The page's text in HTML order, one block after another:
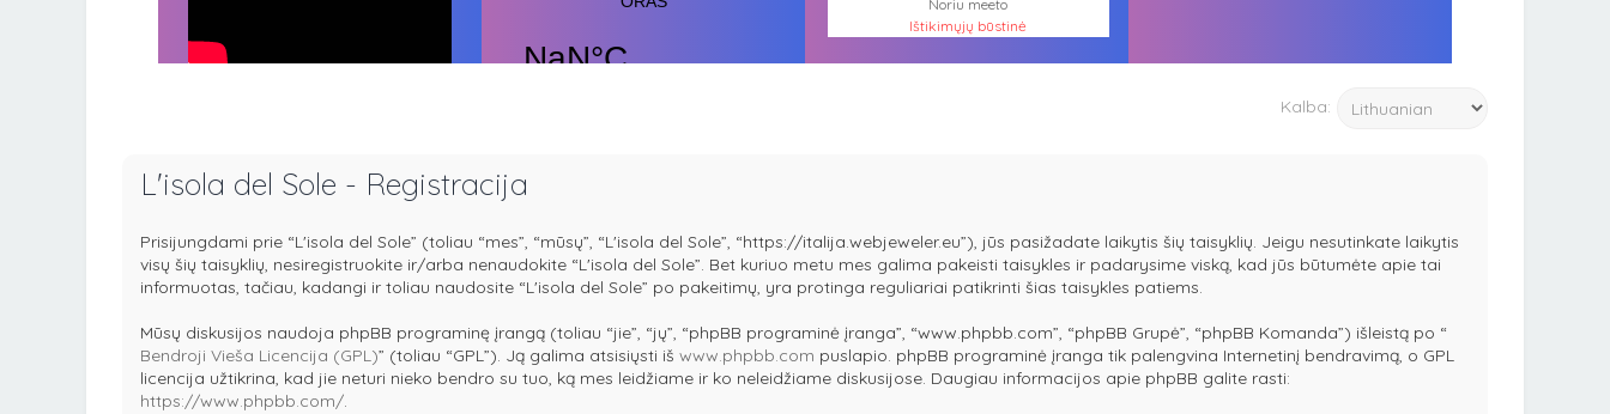
Noriu meeto
Ištikimųjų būstinė
Kalba:
L'isola del Sole - Registracija
Prisijungdami prie “L'isola del Sole” (toliau “mes”, “mūsų”, “L'isola del Sole”, “https://italija.webjeweler.eu”), jūs pasižadate laikytis šių taisyklių. Jeigu nesutinkate laikytis
visų šių taisyklių, nesiregistruokite ir/arba nenaudokite “L'isola del Sole”. Bet kuriuo metu mes galima pakeisti taisykles ir padarysime viską, kad jūs būtumėte apie tai
informuotas, tačiau, kadangi ir toliau naudosite “L'isola del Sole” po pakeitimų, yra protinga reguliariai patikrinti šias taisykles patiems.
Mūsų diskusijos naudoja phpBB programinę įrangą (toliau “jie”, “jų”, “phpBB programinė įranga”, “www.phpbb.com”, “phpBB Grupė”, “phpBB Komanda”) išleistą po “
Bendroji Vieša Licencija (GPL)” (toliau “GPL”). Ją galima atsisiųsti iš www.phpbb.com puslapio. phpBB programinė įranga tik palengvina Internetinį bendravimą, o GPL
licencija užtikrina, kad jie neturi nieko bendro su tuo, ką mes leidžiame ir ko neleidžiame diskusijose. Daugiau informacijos apie phpBB galite rasti:
https://www.phpbb.com/.